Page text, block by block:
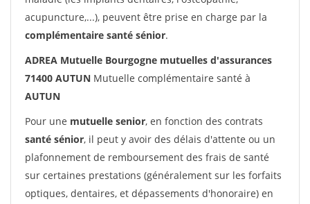
acupuncture,...), peuvent être prise en charge par la
complémentaire santé sénior.
ADREA Mutuelle Bourgogne mutuelles d'assurances
71400 AUTUN Mutuelle complémentaire santé à
AUTUN
Pour une mutuelle senior, en fonction des contrats
santé sénior, il peut y avoir des délais d'attente ou un
plafonnement de remboursement des frais de santé
sur certaines prestations (généralement sur les forfaits
optiques, dentaires, et dépassements d'honoraire) en